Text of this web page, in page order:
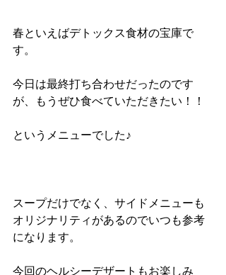
春といえばデトックス食材の宝庫で
す。
今日は最終打ち合わせだったのです
が、もうぜひ食べていただきたい！！
というメニューでした♪
スープだけでなく、サイドメニューも
オリジナリティがあるのでいつも参考
になります。
今回のヘルシーデザートもお楽しみ